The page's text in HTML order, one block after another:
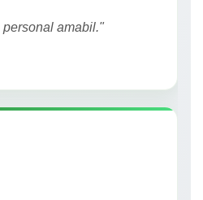
amabil."